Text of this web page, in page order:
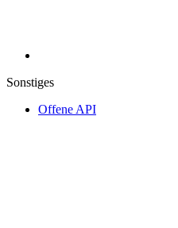
Sonstiges
Offene API